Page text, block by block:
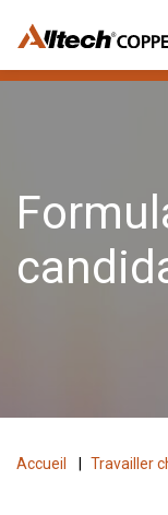
Accueil Travailler